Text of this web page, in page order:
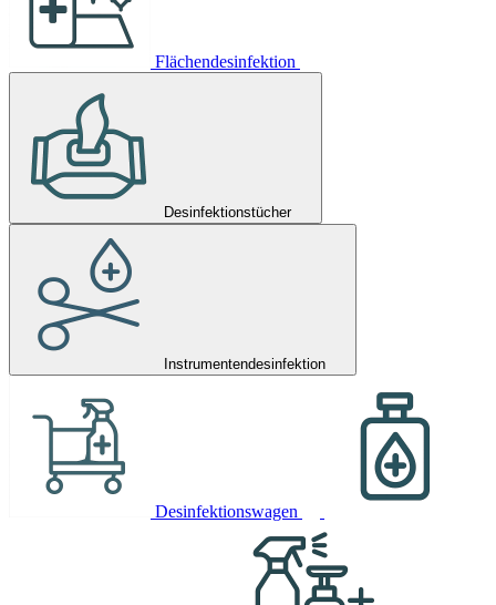
Flächendesinfektion
Desinfektionstücher
Instrumentendesinfektion
Desinfektionswagen